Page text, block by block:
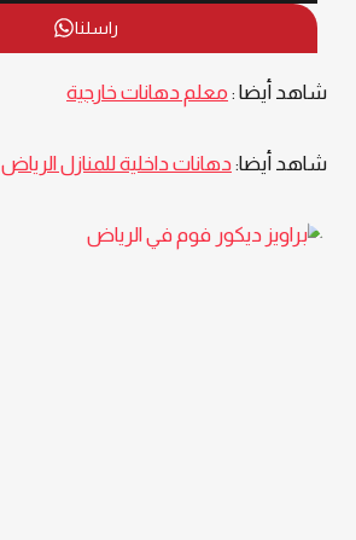
راسلنا
شاهد أيضا : معلم دهانات خارجية
شاهد أيضا:دهانات داخلية للمنازل الرياض